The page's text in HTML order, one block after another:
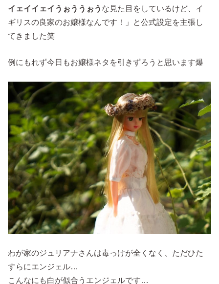
イェイイェイうぉううぉう な見た目をしているけど、イ
ギリスの良家のお嬢様なんです！」と公式設定を主張し
てきました笑
例にもれず今日もお嬢様ネタを引きずろうと思います爆
わが家のジュリアナさんは毒っけが全くなく、ただひた
すらにエンジェル…
こんなにも白が似合うエンジェルです…